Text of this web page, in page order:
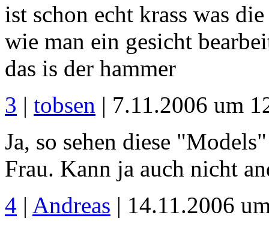
ist schon echt krass was
wie man ein gesicht
das is der hammer
3 | tobsen | 7.11.2006 um
Ja, so sehen diese
Frau. Kann ja auch nicht
4 | Andreas | 14.11.2006